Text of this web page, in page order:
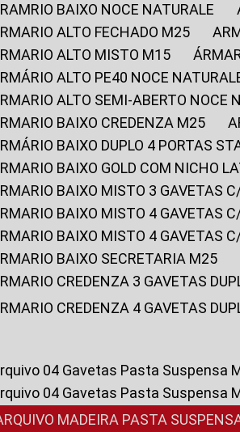
ARAMRIO BAIXO NOCE NATURALE
ARMARIO ALTO FECHADO M25
ÁRMARIO ALTO MISTO M15
ARMÁRIO ALTO PE40 NOCE
ARMARIO ALTO SEMI-ABERTO NOCE
ARMARIO BAIXO CREDENZA M25
ARMÁRIO BAIXO DUPLO 4 PORTAS
ÁRMARIO BAIXO GOLD COM NICHO
ARMARIO BAIXO MISTO 3 GAVETAS
ARMARIO BAIXO MISTO 4 GAVETAS
ARMARIO BAIXO MISTO 4 GAVETAS
ARMARIO BAIXO SECRETARIA M25
ARMARIO CREDENZA 3 GAVETAS
ARMARIO CREDENZA 4 GAVETAS
Arquivo 04 Gavetas Pasta Suspensa
Arquivo 04 Gavetas Pasta Suspensa
ARQUIVO MADEIRA PASTA